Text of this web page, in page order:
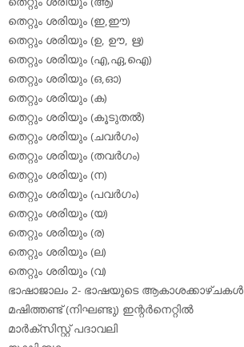
തെറ്റും ശരിയും (ഇ,ഈ)
തെറ്റും ശരിയും (ഉ, ഊ, ഋ)
തെറ്റും ശരിയും (എ,ഏ,ഐ)
തെറ്റും ശരിയും (ഒ,ഓ)
തെറ്റും ശരിയും (ക)
തെറ്റും ശരിയും (കൂടുതല്‍)
തെറ്റും ശരിയും (ചവര്‍ഗം)
തെറ്റും ശരിയും (തവര്‍ഗം)
തെറ്റും ശരിയും (ന)
തെറ്റും ശരിയും (പവര്‍ഗം)
തെറ്റും ശരിയും (യ)
തെറ്റും ശരിയും (ര)
തെറ്റും ശരിയും (ല)
തെറ്റും ശരിയും (വ)
ഭാഷാജാലം 2- ഭാഷയുടെ ആകാശക്കാഴ്ചകള്‍
മഷിത്തണ്ട് (നിഘണ്ടു) ഇന്റര്‍നെറ്റില്‍
മാര്‍ക്‌സിസ്റ്റ് പദാവലി